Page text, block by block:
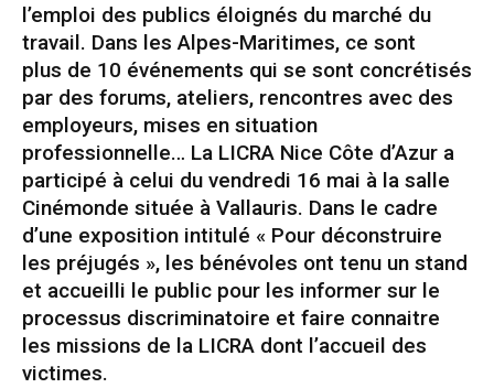
l’emploi des publics éloignés du marché du
travail. Dans les Alpes-Maritimes, ce sont
plus de 10 événements qui se sont concrétisés
par des forums, ateliers, rencontres avec des
employeurs, mises en situation
professionnelle… La LICRA Nice Côte d’Azur a
participé à celui du vendredi 16 mai à la salle
Cinémonde située à Vallauris. Dans le cadre
d’une exposition intitulé « Pour déconstruire
les préjugés », les bénévoles ont tenu un stand
et accueilli le public pour les informer sur le
processus discriminatoire et faire connaitre
les missions de la LICRA dont l’accueil des
victimes.